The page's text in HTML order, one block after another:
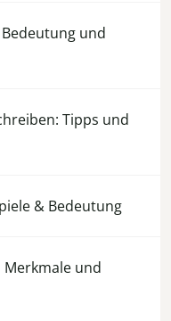
und
Tipps und
& Bedeutung
Merkmale und